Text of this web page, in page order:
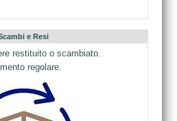
e Resi
restituito o scambiato.
regolare.